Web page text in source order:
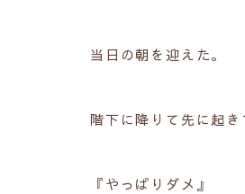
当日の朝を迎えた。
階下に降りて先に起き
『やっぱりダメ』